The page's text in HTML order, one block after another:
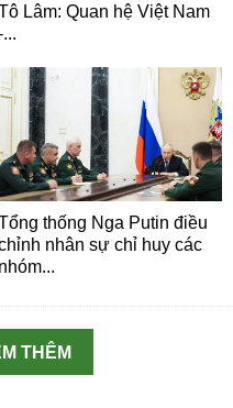
Lâm: Quan hệ Việt Nam
...
thống Nga Putin điều
nhân sự chỉ huy các
nhóm...
THÊM